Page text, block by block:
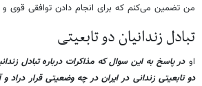
من تضمین می‌کنم که برای انجام دادن توافقی قوی
تبادل زندانیان دو تابعیتی
اودر پاسخ به این سوال که مذاکرات درباره تبادل
دو تابعیتی زندانی در ایران در چه وضعیتی قرار دراد